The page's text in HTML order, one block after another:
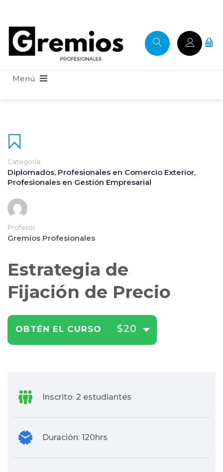
Categoría:
Diplomados, Profesionales en Comercio Exterior,
Profesionales en Gestión Empresarial
Profesor
Gremios Profesionales
Estrategia de
Fijación de Precio
OBTÉN EL CURSO $20
Inscrito: 2 estudiantes
Duración: 120hrs